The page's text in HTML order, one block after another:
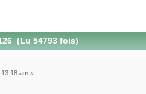
(Lu 54793 fois)
am »